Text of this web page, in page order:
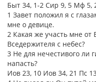
Быт 34, 1-2 Сир 9, 5 Мф 5,
1 Завет положил я с
мне о девице.
2 Какая же участь мне от
Вседержителя с небес?
3 Не для нечестивого ли
напасть?
Иов 23, 10 Иов 34, 21 Пс